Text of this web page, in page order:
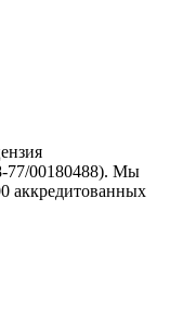
77/00180488). Мы
аккредитованных